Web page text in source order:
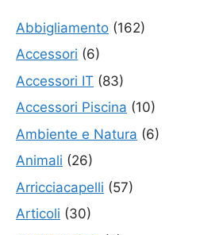
Abbigliamento (162)
Accessori (6)
Accessori IT (83)
Accessori Piscina (10)
Ambiente e Natura (6)
Animali (26)
Arricciacapelli (57)
Articoli (30)